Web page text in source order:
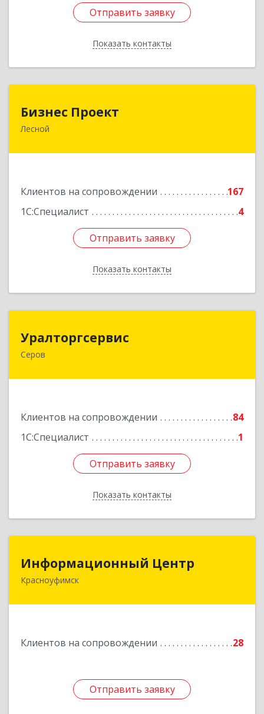
Отправить заявку
Показать контакты
Отправить заявку
Назад
Бизнес Проект
Лесной
Клиентов на сопровождении
167
1С:Специалист
4
Отправить заявку
Показать контакты
624200, Свердловская обл, Лесной г, Сиротина
Отправить заявку
Назад
Уралторгсервис
Серов
Клиентов на сопровождении
84
1С:Специалист
1
Отправить заявку
Показать контакты
624980, Свердловская обл, Серов г, Кирова ул,
Отправить заявку
Назад
Информационный Центр
Красноуфимск
Клиентов на сопровождении 28
Отправить заявку
Информационный Центр
623300, Свердловская обл, Красноуфимск г,
Отправить заявку